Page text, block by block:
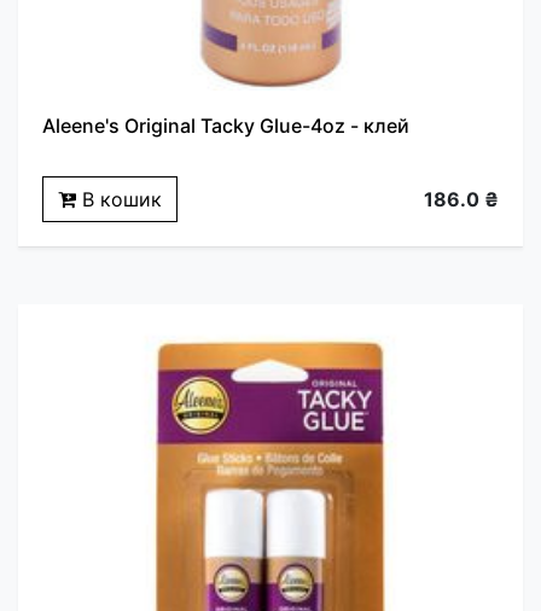
Aleene's Original Tacky Glue-4oz - клей
В кошик 186.0 ₴